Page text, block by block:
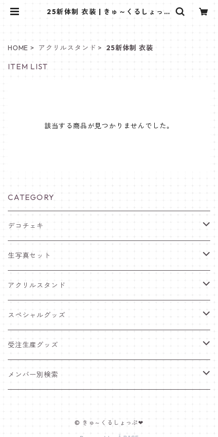
25新体制 衣装 | きゅ～くるしょっぷ
HOME アクリルスタンド 25新体制 衣装
ITEM LIST
該当する商品が見つかりませんでした。
CATEGORY
デコチェキ
25夏 衣装
25.5 セーラー服
25.4 きゅ～くま
25新体制 衣装
25.2 メンカラ交換！メイド服
生写真セット
25夏 衣装
25.5 セーラー服
25.4 きゅ～くま
25新体制 衣装
アクリルスタンド
25.5 セーラー服
25.4 きゅ～くま
25新体制 衣装
スペシャルグッズ
ワンマンライブグッズ
ペンライト
受注生産グッズ
推しTシャツ
メンバー別検索
© きゅ～くるしょっぷ❤